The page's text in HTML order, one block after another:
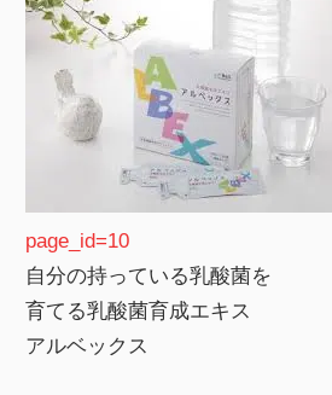
page_id=10
自分の持っている乳酸菌を
育てる乳酸菌育成エキス
アルベックス